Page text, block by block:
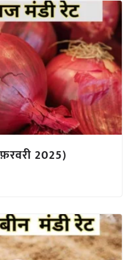
2025)